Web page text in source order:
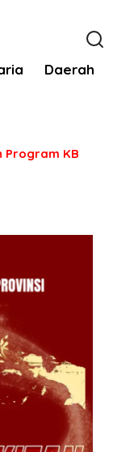
Daerah
Program KB